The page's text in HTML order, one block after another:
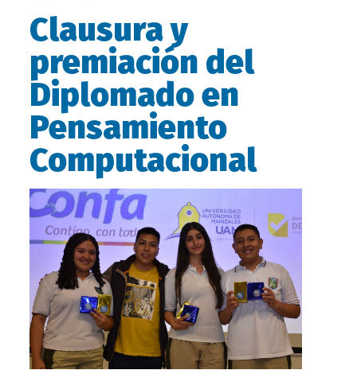
Clausura y
premiación del
Diplomado en
Pensamiento
Computacional